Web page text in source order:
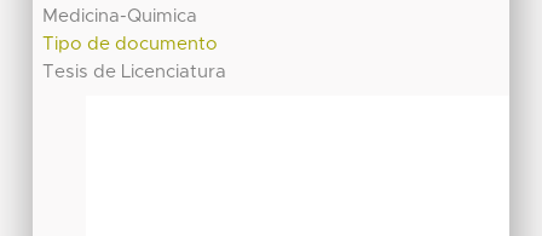
Medicina-Quimica
Tipo de documento
Tesis de Licenciatura